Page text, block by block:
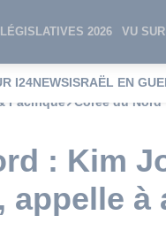
2026 VU
I24NEWSISRAËL EN
Pacifique Corée du
: Kim
appelle